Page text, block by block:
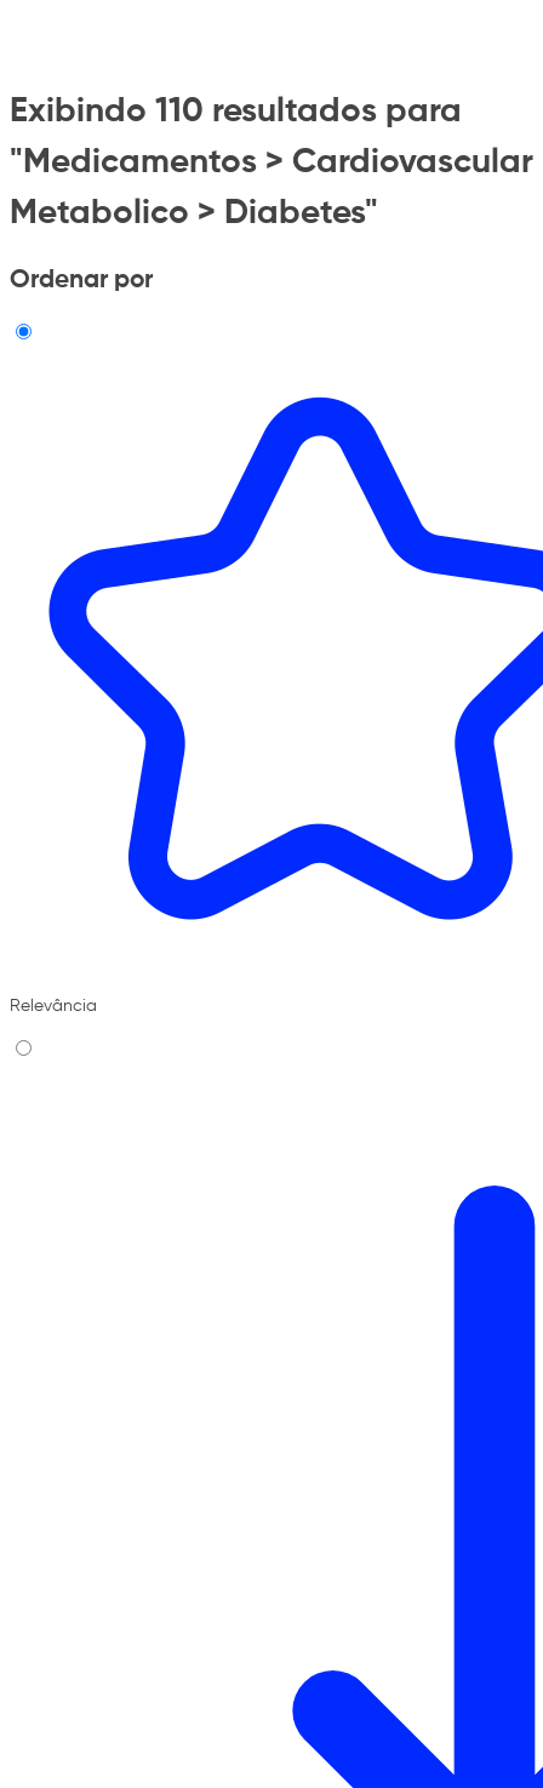
Exibindo 110 resultados para
"Medicamentos > Cardiovascular
Metabolico > Diabetes"
Ordenar por
Relevância